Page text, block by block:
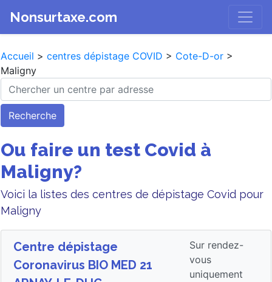
Nonsurtaxe.com
Accueil > centres dépistage COVID > Cote-D-or >
Maligny
Recherche
Ou faire un test Covid à
Maligny?
Voici la listes des centres de dépistage Covid pour
Maligny
Centre dépistage
Coronavirus BIO MED 21
Sur rendez-
vous
uniquement